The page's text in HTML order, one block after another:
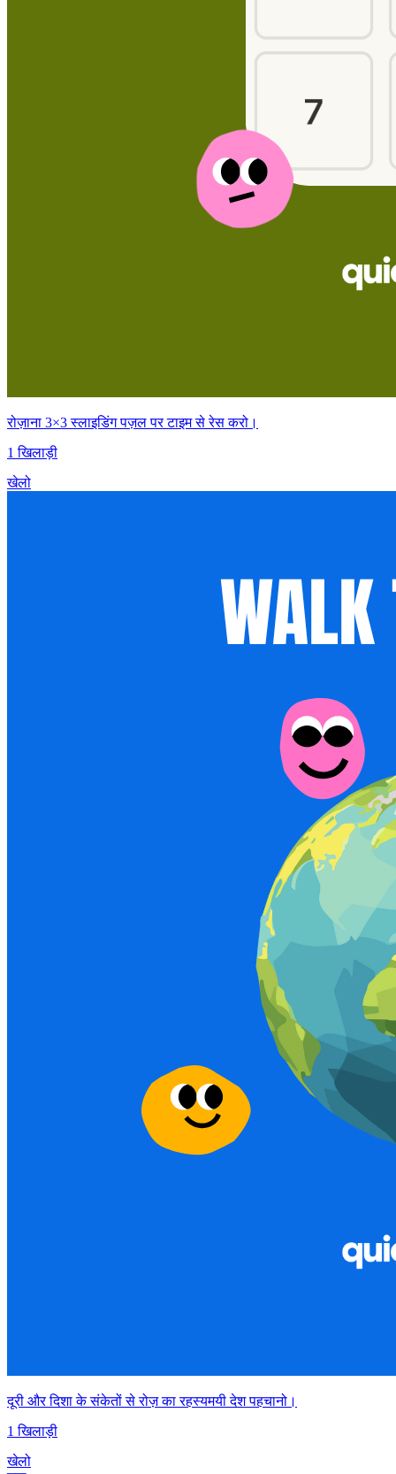
रोज़ाना 3×3 स्लाइडिंग पज़ल पर टाइम से रेस करो।
1 खिलाड़ी
खेलो
दूरी और दिशा के संकेतों से रोज़ का रहस्यमयी देश पहचानो।
1 खिलाड़ी
खेलो